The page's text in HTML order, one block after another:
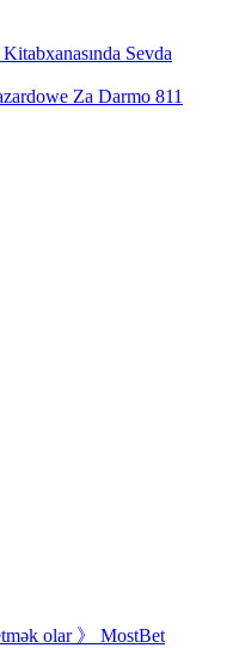
Sevda
Za Darmo 811
olar 》 MostBet